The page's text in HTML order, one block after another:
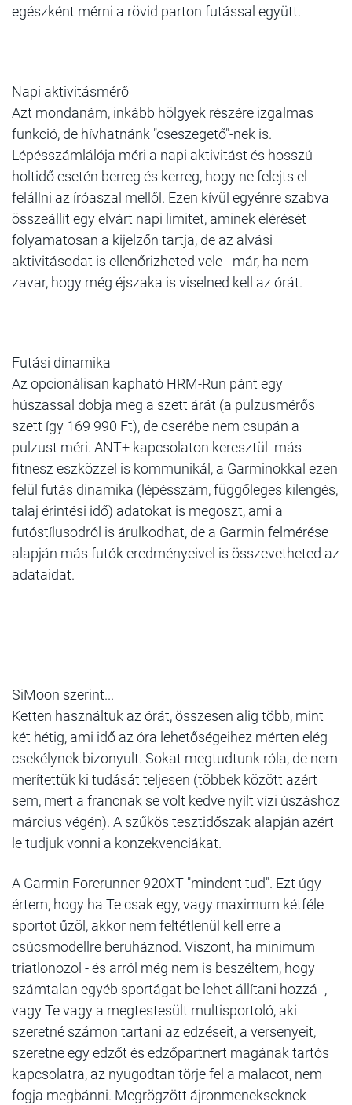
egészként mérni a rövid parton futással együtt.
Napi aktivitásmérő
Azt mondanám, inkább hölgyek részére izgalmas
funkció, de hívhatnánk "cseszegető"-nek is.
Lépésszámlálója méri a napi aktivitást és hosszú
holtidő esetén berreg és kerreg, hogy ne felejts el
felállni az íróaszal mellől. Ezen kívül egyénre szabva
összeállít egy elvárt napi limitet, aminek elérését
folyamatosan a kijelzőn tartja, de az alvási
aktivitásodat is ellenőrizheted vele - már, ha nem
zavar, hogy még éjszaka is viselned kell az órát.
Futási dinamika
Az opcionálisan kapható HRM-Run pánt egy
húszassal dobja meg a szett árát (a pulzusmérős
szett így 169 990 Ft), de cserébe nem csupán a
pulzust méri. ANT+ kapcsolaton keresztül más
fitnesz eszközzel is kommunikál, a Garminokkal ezen
felül futás dinamika (lépésszám, függőleges kilengés,
talaj érintési idő) adatokat is megoszt, ami a
futóstílusodról is árulkodhat, de a Garmin felmérése
alapján más futók eredményeivel is összevetheted az
adataidat.
SiMoon szerint...
Ketten használtuk az órát, összesen alig több, mint
két hétig, ami idő az óra lehetőségeihez mérten elég
csekélynek bizonyult. Sokat megtudtunk róla, de nem
merítettük ki tudását teljesen (többek között azért
sem, mert a francnak se volt kedve nyílt vízi úszáshoz
március végén). A szűkös tesztidőszak alapján azért
le tudjuk vonni a konzekvenciákat.
A Garmin Forerunner 920XT "mindent tud". Ezt úgy
értem, hogy ha Te csak egy, vagy maximum kétféle
sportot űzöl, akkor nem feltétlenül kell erre a
csúcsmodellre beruháznod. Viszont, ha minimum
triatlonozol - és arról még nem is beszéltem, hogy
számtalan egyéb sportágat be lehet állítani hozzá -,
vagy Te vagy a megtestesült multisportoló, aki
szeretné számon tartani az edzéseit, a versenyeit,
szeretne egy edzőt és edzőpartnert magának tartós
kapcsolatra, az nyugodtan törje fel a malacot, nem
fogja megbánni. Megrögzött ájronmenekseknek